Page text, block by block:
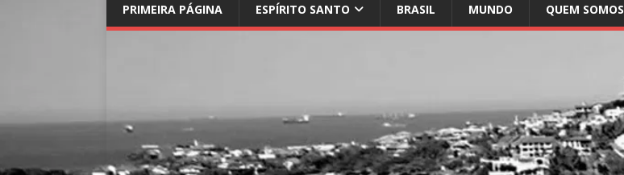
PRIMEIRA PÁGINA ESPÍRITO SANTO BRASIL MUNDO QUEM SOMOS